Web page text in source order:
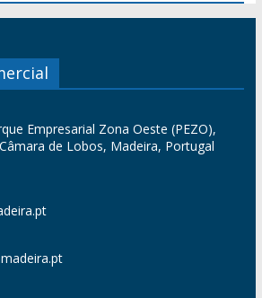
Empresarial Zona Oeste (PEZO),
de Lobos, Madeira, Portugal